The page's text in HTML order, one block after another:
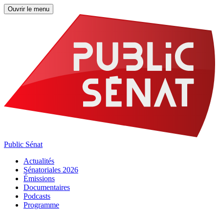
Ouvrir le menu
Public Sénat
Actualités
Sénatoriales 2026
Émissions
Documentaires
Podcasts
Programme